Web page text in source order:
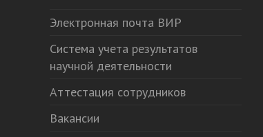
Электронная почта ВИР
Система учета результатов
научной деятельности
Аттестация сотрудников
Вакансии